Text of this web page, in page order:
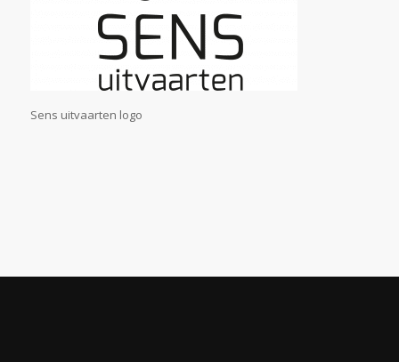
Sens uitvaarten logo